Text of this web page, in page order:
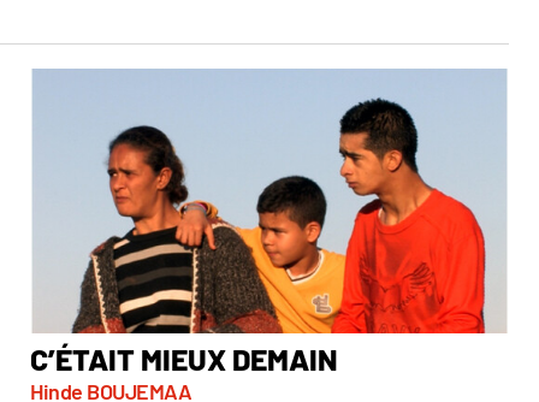
C’ÉTAIT MIEUX DEMAIN
Hinde BOUJEMAA